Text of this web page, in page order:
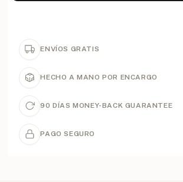
ENVÍOS GRATIS
HECHO A MANO POR ENCARGO
90 DÍAS MONEY-BACK GUARANTEE
PAGO SEGURO